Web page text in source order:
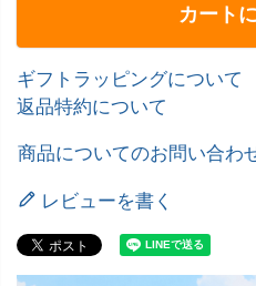
カート
ギフトラッピングについて
返品特約について
商品についてのお問い合わ
レビューを書く